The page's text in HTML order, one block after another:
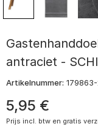
antraciet -
Artikelnummer:
5,95 €
Prijs incl. btw en gratis